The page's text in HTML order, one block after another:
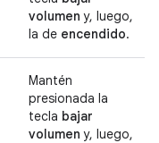
volumen y, luego,
la de encendido.
Mantén
presionada la
tecla bajar
volumen y, luego,